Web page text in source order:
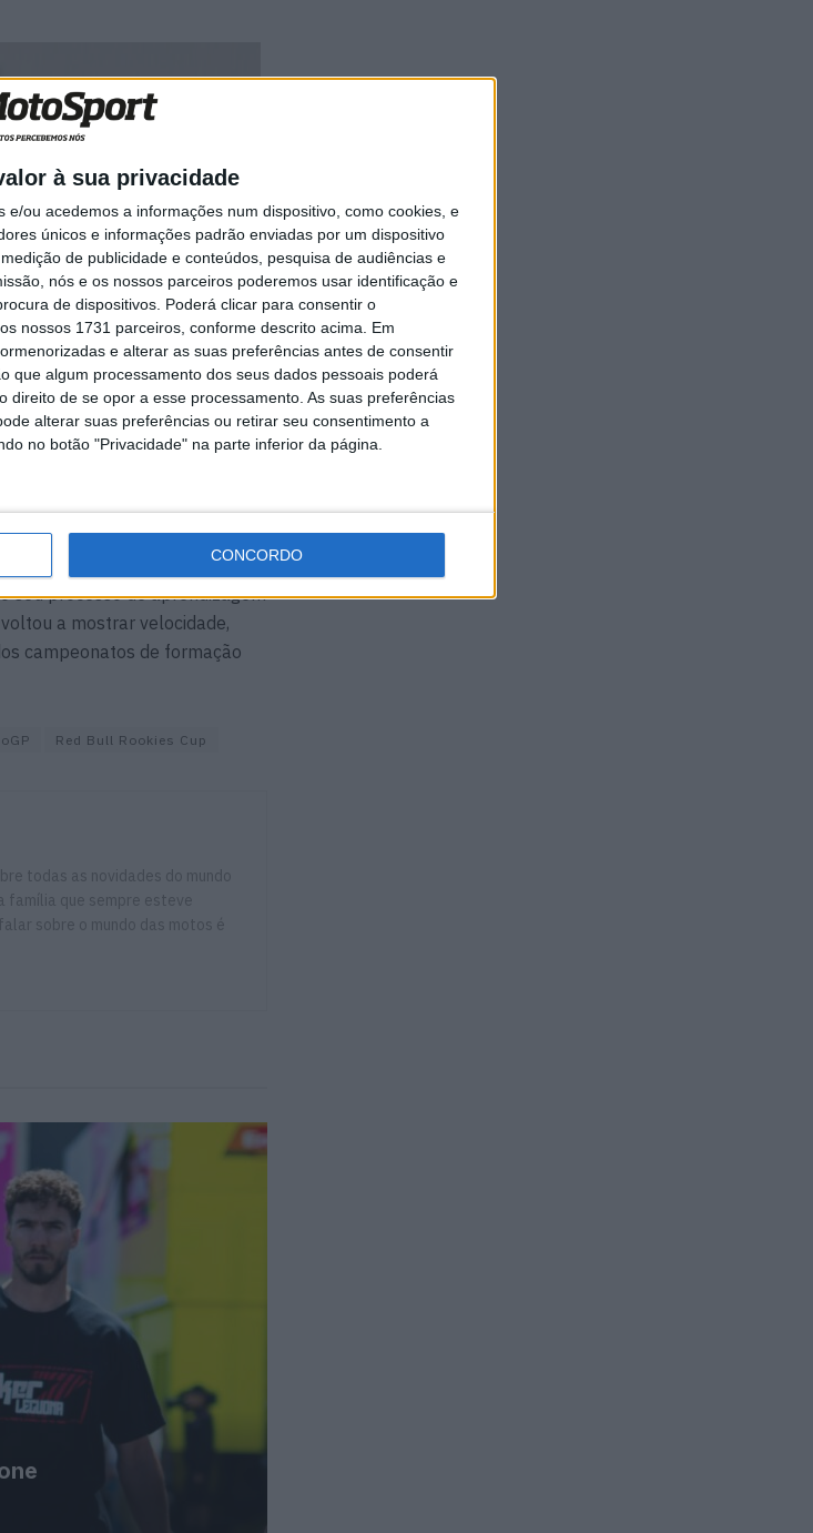
à sua privacidade
e/ou acedemos a informações num dispositivo, como cookies, e
únicos e informações padrão enviadas por um dispositivo
de publicidade e conteúdos, pesquisa de audiências e
nós e os nossos parceiros poderemos usar identificação e
de dispositivos. Poderá clicar para consentir o
nossos 1731 parceiros, conforme descrito acima. Em
e alterar as suas preferências antes de consentir
que algum processamento dos seus dados pessoais poderá
direito de se opor a esse processamento. As suas preferências
alterar suas preferências ou retirar seu consentimento a
no botão "Privacidade" na parte inferior da página.
CONCORDO
em pista, o fim de semana
seu processo de aprendizagem
a mostrar velocidade,
campeonatos de formação
Red Bull Rookies Cup
todas as novidades do mundo
família que sempre esteve
sobre o mundo das motos é